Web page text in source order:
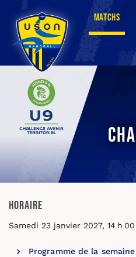
Matchs
Horaire
Samedi 23 janvier 2027, 14 h 00
Programme de la semaine